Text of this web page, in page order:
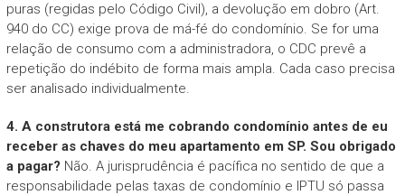
puras (regidas pelo Código Civil), a devolução em dobro (Art.
940 do CC) exige prova de má-fé do condomínio. Se for uma
relação de consumo com a administradora, o CDC prevê a
repetição do indébito de forma mais ampla. Cada caso precisa
ser analisado individualmente.
4. A construtora está me cobrando condomínio antes de eu
receber as chaves do meu apartamento em SP. Sou obrigado
a pagar? Não. A jurisprudência é pacífica no sentido de que a
responsabilidade pelas taxas de condomínio e IPTU só passa